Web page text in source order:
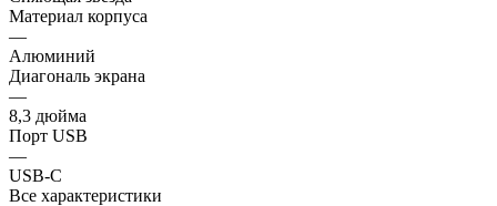
Материал корпуса
—
Алюминий
Диагональ экрана
—
8,3 дюйма
Порт USB
—
USB-C
Все характеристики